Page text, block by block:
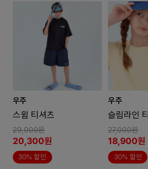
우주
스윔 티셔츠
29,000원
20,300원
30% 할인
우주
슬림라인
27,000원
18,900원
30% 할인